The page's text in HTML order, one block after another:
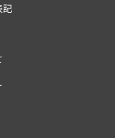
記